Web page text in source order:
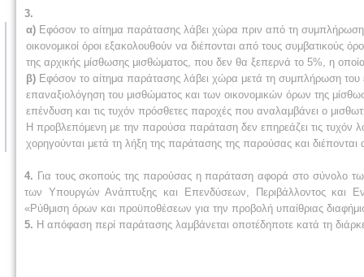
3.
α) Εφόσον το αίτημα παράτασης λάβει χώρα πριν από τη συμπλήρωση
οικονομικοί όροι εξακολουθούν να διέπονται από τους συμβατικούς
της αρχικής μίσθωσης μισθώματος, που δεν θα ξεπερνά το 5%, η
β) Εφόσον το αίτημα παράτασης λάβει χώρα μετά τη συμπλήρωση του
επαναξιολόγηση του μισθώματος και των οικονομικών όρων της
επένδυση και τις τυχόν πρόσθετες παροχές που αναλαμβάνει ο
Η προβλεπόμενη με την παρούσα παράταση δεν επηρεάζει τις τυχόν
χορηγούνται μετά τη λήξη της παράτασης της παρούσας και
4. Για τους σκοπούς της παρούσας η παράταση αφορά στο σύνολο
των Υπουργών Ανάπτυξης και Επενδύσεων, Περιβάλλοντος και
«Ρύθμιση όρων και προϋποθέσεων για την προβολή υπαίθριας
5. Η απόφαση περί παράτασης λαμβάνεται οποτέδηποτε κατά τη